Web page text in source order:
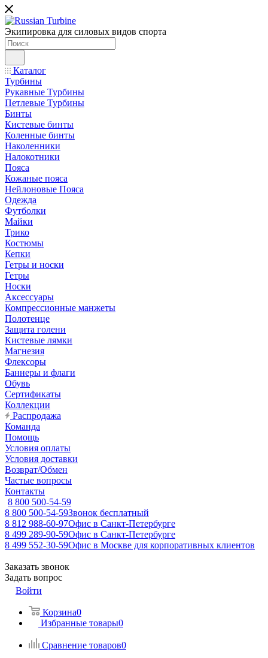
Экипировка для силовых видов спорта
Каталог
Турбины
Рукавные Турбины
Петлевые Турбины
Бинты
Кистевые бинты
Коленные бинты
Наколенники
Налокотники
Пояса
Кожаные пояса
Нейлоновые Пояса
Одежда
Футболки
Майки
Трико
Костюмы
Кепки
Гетры и носки
Гетры
Носки
Аксессуары
Компрессионные манжеты
Полотенце
Защита голени
Кистевые лямки
Магнезия
Флексоры
Баннеры и флаги
Обувь
Сертификаты
Коллекции
Распродажа
Команда
Помощь
Условия оплаты
Условия доставки
Возврат/Обмен
Частые вопросы
Контакты
8 800 500-54-59
8 800 500-54-59Звонок бесплатный
8 812 988-60-97Офис в Санкт-Петербурге
8 499 289-90-59Офис в Санкт-Петербурге
8 499 552-30-59Офис в Москве для корпоративных клиентов
Заказать звонок
Задать вопрос
Войти
Корзина0
Избранные товары0
Сравнение товаров0